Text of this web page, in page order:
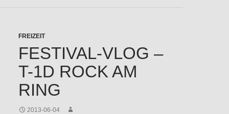
FREIZEIT
FESTIVAL-VLOG –
T-1D ROCK AM
RING
2013-06-04